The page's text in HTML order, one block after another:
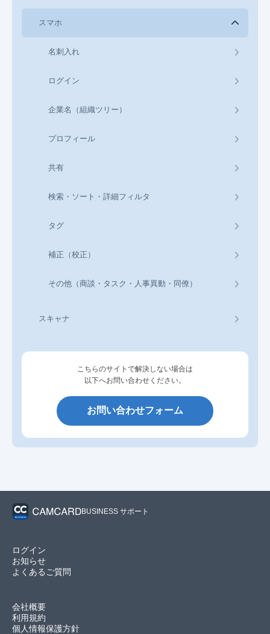
スマホ
名刺入れ
ログイン
企業名（組織ツリー）
プロフィール
共有
検索・ソート・詳細フィルタ
タグ
補正（校正）
その他（商談・タスク・人事異動・同僚）
スキャナ
こちらのサイトで解決しない場合は
以下へお問い合わせください。
お問い合わせフォーム
BUSINESS サポート
ログイン
お知らせ
よくあるご質問
会社概要
利用規約
個人情報保護方針